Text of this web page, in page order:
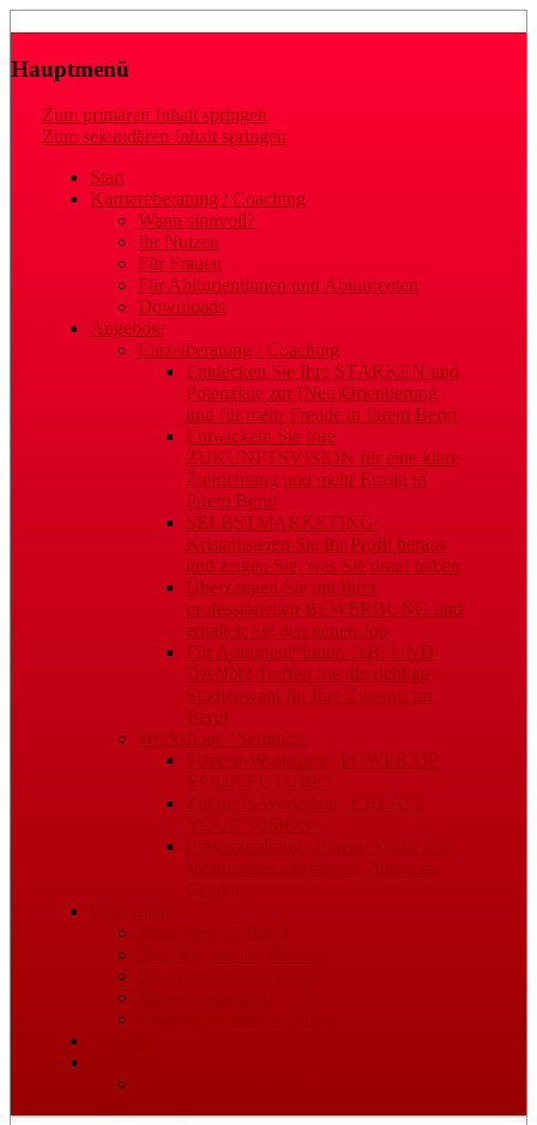
Gaby Regler
Hauptmenü
Zum primären Inhalt springen
Zum sekundären Inhalt springen
Start
Karriereberatung / Coaching
Wann sinnvoll?
Ihr Nutzen
Für Frauen
Für Abiturientinnen und Abiturienten
Downloads
Angebote
Einzelberatung / Coaching
Entdecken Sie Ihre STÄRKEN und
Potenziale zur (Neu)Orientierung
und für mehr Freude in Ihrem Beruf
Entwickeln Sie Ihre
ZUKUNFTSVISION für eine klare
Zielrichtung und mehr Erfolg in
Ihrem Beruf
SELBSTMARKETING:
Kristallisieren Sie Ihr Profil heraus
und zeigen Sie, was Sie drauf haben
Überzeugen Sie mit Ihrer
professionellen BEWERBUNG und
erhalten Sie den neuen Job
Für Abiturient*innen: ABI UND
DANN? Treffen Sie die richtige
Studienwahl für Ihre Zukunft im
Beruf
Workshops / Seminare
Stärken-Workshop „POWER UP
YOUR FUTURE“
Zukunfts-Workshop „CREATE
YOUR VISION“
Präsenztraining „Eigene Kräfte mit